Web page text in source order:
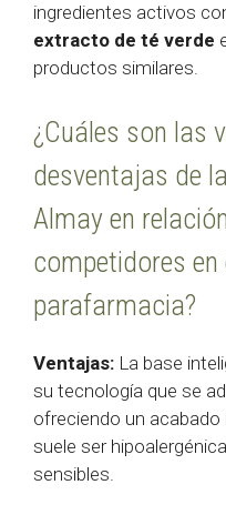
ingredientes activos
extracto de té verde
productos similares.
¿Cuáles son las
desventajas de
Almay en
competidores
parafarmacia?
Ventajas: La base
su tecnología que se
ofreciendo un
suele ser
sensibles.